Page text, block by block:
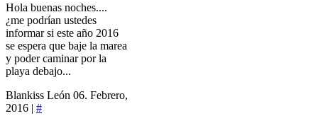
Hola buenas noches....
¿me podrían ustedes
informar si este año 2016
se espera que baje la marea
y poder caminar por la
playa debajo...
Blankiss León 06. Febrero,
2016 | #